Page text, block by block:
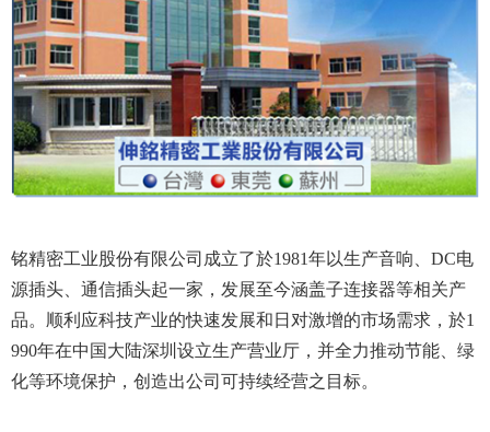
铭精密工业股份有限公司成立了於1981年以生产音响、DC电
源插头、通信插头起一家，发展至今涵盖子连接器等相关产
品。顺利应科技产业的快速发展和日对激增的市场需求，於1
990年在中国大陆深圳设立生产营业厅，并全力推动节能、绿
化等环境保护，创造出公司可持续经营之目标。